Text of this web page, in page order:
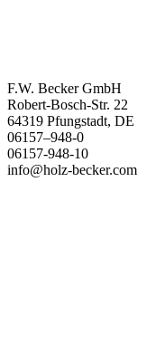
F.W. Becker GmbH
Robert-Bosch-Str. 22
64319 Pfungstadt, DE
06157–948-0
06157-948-10
info@holz-becker.com